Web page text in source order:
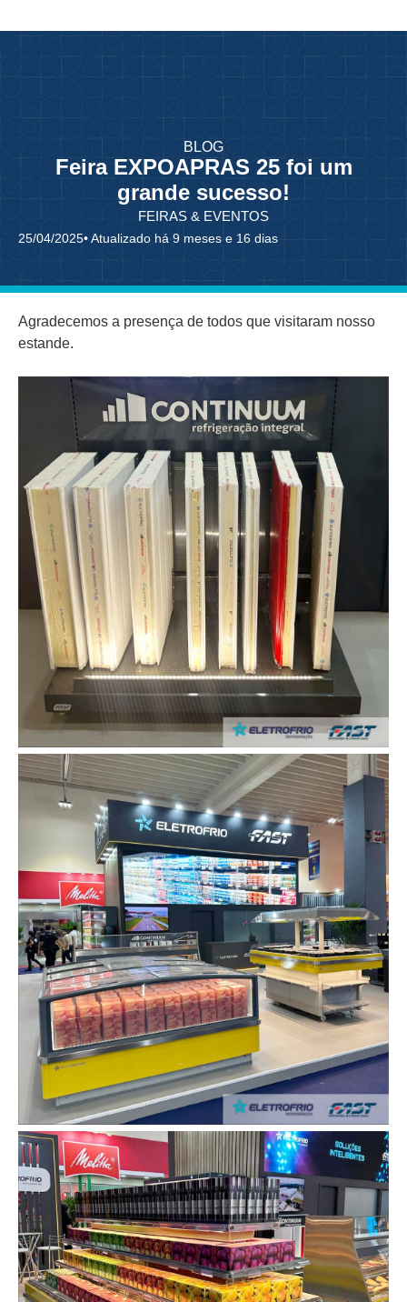
BLOG
Feira EXPOAPRAS 25 foi um
grande sucesso!
FEIRAS & EVENTOS
25/04/2025• Atualizado há 9 meses e 16 dias
Agradecemos a presença de todos que visitaram nosso
estande.